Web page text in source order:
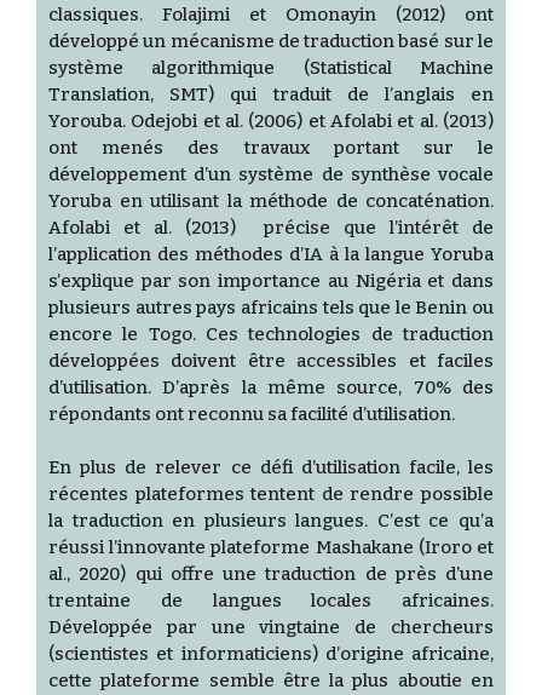
classiques. Folajimi et Omonayin (2012) ont
développé un mécanisme de traduction basé sur le
système algorithmique (Statistical Machine
Translation, SMT) qui traduit de l’anglais en
Yorouba. Odejobi et al. (2006) et Afolabi et al. (2013)
ont menés des travaux portant sur le
développement d’un système de synthèse vocale
Yoruba en utilisant la méthode de concaténation.
Afolabi et al. (2013) précise que l’intérêt de
l’application des méthodes d’IA à la langue Yoruba
s’explique par son importance au Nigéria et dans
plusieurs autres pays africains tels que le Benin ou
encore le Togo. Ces technologies de traduction
développées doivent être accessibles et faciles
d’utilisation. D’après la même source, 70% des
répondants ont reconnu sa facilité d’utilisation.
En plus de relever ce défi d’utilisation facile, les
récentes plateformes tentent de rendre possible
la traduction en plusieurs langues. C’est ce qu’a
réussi l’innovante plateforme Mashakane (Iroro et
al., 2020) qui offre une traduction de près d’une
trentaine de langues locales africaines.
Développée par une vingtaine de chercheurs
(scientistes et informaticiens) d’origine africaine,
cette plateforme semble être la plus aboutie en